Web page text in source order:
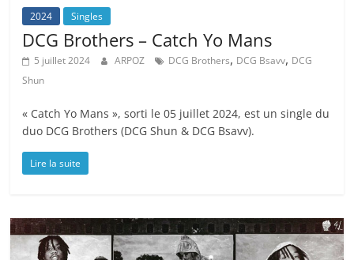
2024 Singles
DCG Brothers – Catch Yo Mans
5 juillet 2024 ARPOZ DCG Brothers, DCG Bsavv, DCG
Shun
« Catch Yo Mans », sorti le 05 juillet 2024, est un single du
duo DCG Brothers (DCG Shun & DCG Bsavv).
Lire la suite